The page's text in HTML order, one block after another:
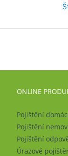
ONLINE
Pojištění
Pojištění
Pojištění
Úrazové